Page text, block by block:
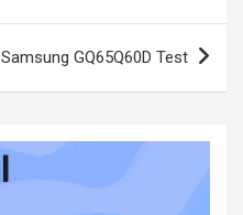
Samsung GQ65Q60D Test